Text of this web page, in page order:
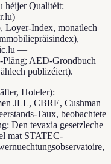
héijer Qualitéit:
—
Loyer-Index, monatlech
—
Pläng; AED-Grondbuch
publizéiert).
Hoteler):
JLL, CBRE, Cushman
Taux, beobachtete
Den tevaxia gesetzleche
mat STATEC-